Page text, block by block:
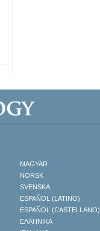
MAGYAR
NORSK
SVENSKA
ESPAÑOL (LATINO)
ESPAÑOL (CASTELLANO)
ΕΛΛΗΝΙΚA